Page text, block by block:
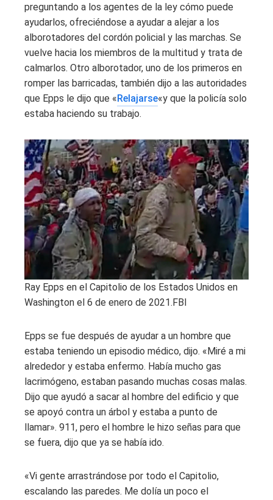
preguntando a los agentes de la ley cómo puede
ayudarlos, ofreciéndose a ayudar a alejar a los
alborotadores del cordón policial y las marchas. Se
vuelve hacia los miembros de la multitud y trata de
calmarlos. Otro alborotador, uno de los primeros en
romper las barricadas, también dijo a las autoridades
que Epps le dijo que «Relajarse«y que la policía solo
estaba haciendo su trabajo.
Ray Epps en el Capitolio de los Estados Unidos en
Washington el 6 de enero de 2021. FBI
Epps se fue después de ayudar a un hombre que
estaba teniendo un episodio médico, dijo. «Miré a mi
alrededor y estaba enfermo. Había mucho gas
lacrimógeno, estaban pasando muchas cosas malas.
Dijo que ayudó a sacar al hombre del edificio y que
se apoyó contra un árbol y estaba a punto de
llamar». 911, pero el hombre le hizo señas para que
se fuera, dijo que ya se había ido.
«Vi gente arrastrándose por todo el Capitolio,
escalando las paredes. Me dolía un poco el